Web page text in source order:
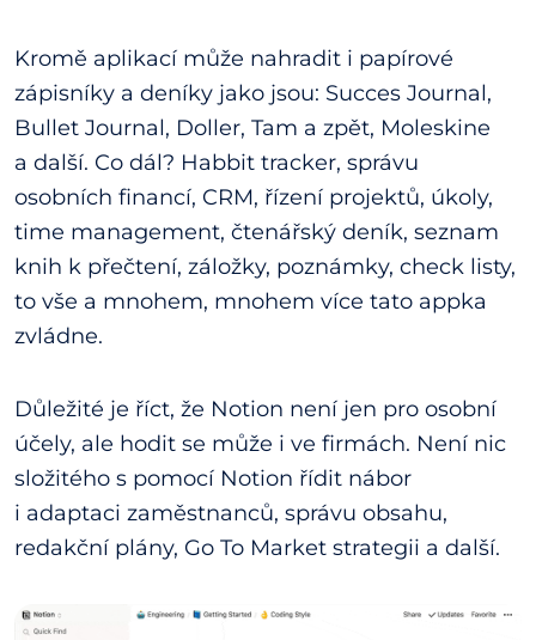
Kromě aplikací může nahradit i papírové
zápisníky a deníky jako jsou: Succes Journal,
Bullet Journal, Doller, Tam a zpět, Moleskine
a další. Co dál? Habbit tracker, správu
osobních financí, CRM, řízení projektů, úkoly,
time management, čtenářský deník, seznam
knih k přečtení, záložky, poznámky, check listy,
to vše a mnohem, mnohem více tato appka
zvládne.
Důležité je říct, že Notion není jen pro osobní
účely, ale hodit se může i ve firmách. Není nic
složitého s pomocí Notion řídit nábor
i adaptaci zaměstnanců, správu obsahu,
redakční plány, Go To Market strategii a další.